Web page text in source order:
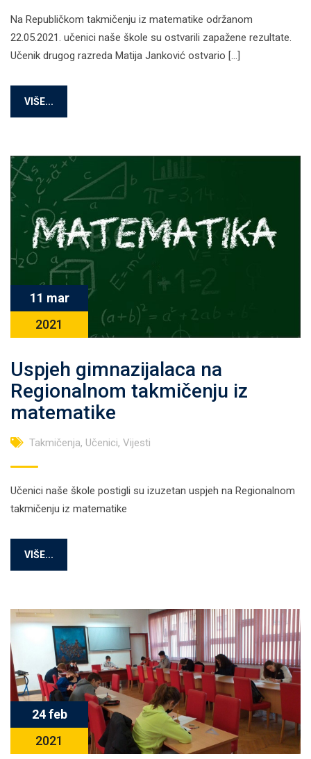
Na Republičkom takmičenju iz matematike održanom
22.05.2021. učenici naše škole su ostvarili zapažene rezultate.
Učenik drugog razreda Matija Janković ostvario […]
VIŠE...
11 mar
2021
Uspjeh gimnazijalaca na
Regionalnom takmičenju iz
matematike
Takmičenja, Učenici, Vijesti
Učenici naše škole postigli su izuzetan uspjeh na Regionalnom
takmičenju iz matematike
VIŠE...
24 feb
2021